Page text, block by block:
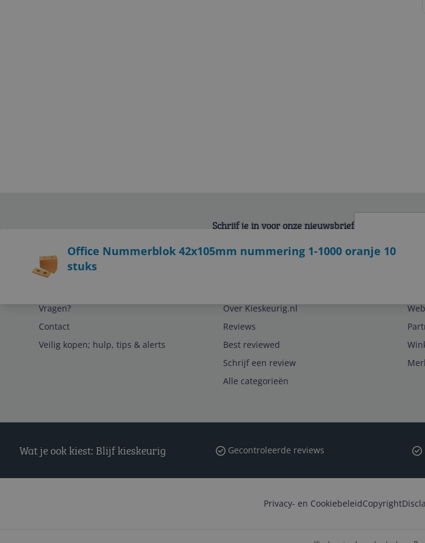
Office Nummerblok 42x105mm nummering 1-1000 oranje 10
stuks
Schrijf je in voor onze nieuwsbrief
Vragen?
Contact
Veilig kopen; hulp, tips & alerts
Over Kieskeurig.nl
Reviews
Best reviewed
Schrijf een review
Alle categorieën
Wat je ook kiest: Blijf kieskeurig Gecontroleerde reviews
Privacy- en CookiebeleidCopyright